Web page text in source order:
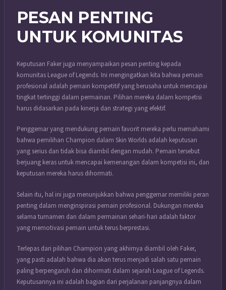
PESAN PENTING
UNTUK KOMUNITAS
Keputusan Faker juga menyampaikan pesan penting kepada
komunitas League of Legends. Ini mengingatkan kita bahwa pemain
profesional adalah pemain kompetitif yang berusaha untuk mencapai
tingkat tertinggi dalam permainan. Pilihan mereka dalam kompetisi
harus didasarkan pada kinerja dan strategi yang efektif.
Penggemar yang mendukung pemain favorit mereka perlu memahami
bahwa pemilihan Champion dalam Skin Worlds adalah keputusan
yang serius dan tidak bisa diambil dengan mudah. Pemain tersebut
berjuang keras untuk mencapai kemenangan dalam kompetisi ini, dan
keputusan mereka harus dihormati.
Selain itu, hal ini juga menunjukkan bahwa penggemar memiliki peran
penting dalam menginspirasi pemain profesional. Dukungan mereka
selama turnamen dan dalam permainan sehari-hari adalah faktor
yang memotivasi pemain untuk terus berprestasi.
Terlepas dari pilihan Champion yang akhirnya diambil oleh Faker,
yang pasti adalah bahwa dia akan terus menjadi salah satu pemain
paling berpengaruh dan dihormati dalam sejarah League of Legends.
Keputusannya ini adalah bagian dari perjalanan panjangnya dalam